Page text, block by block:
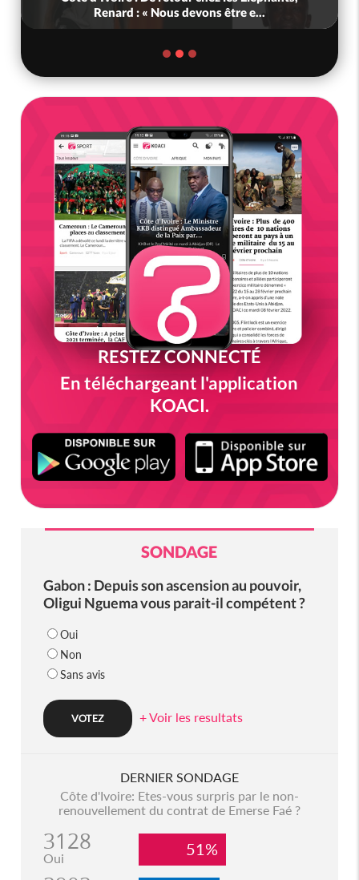
Renard : « Nous devons être e...
RESTEZ CONNECTÉ
En téléchargeant l'application
KOACI.
SONDAGE
Gabon : Depuis son ascension au pouvoir,
Oligui Nguema vous parait-il compétent ?
Oui
Non
Sans avis
+ Voir les resultats
DERNIER SONDAGE
Côte d'Ivoire: Etes-vous surpris par le non-
renouvellement du contrat de Emerse Faé ?
3128
Oui 51%